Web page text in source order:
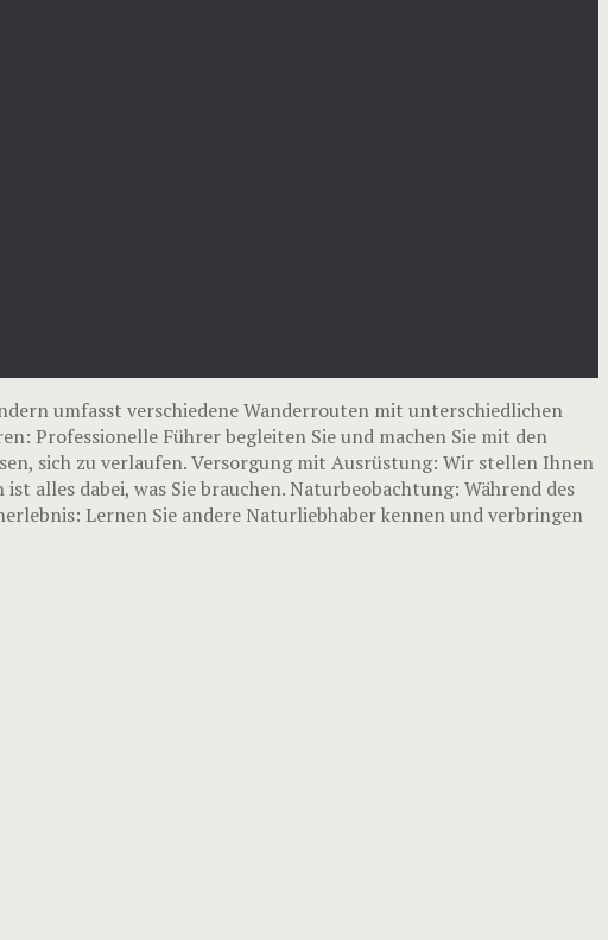
umfasst verschiedene Wanderrouten mit unterschiedlichen
Professionelle Führer begleiten Sie und machen Sie mit den
sich zu verlaufen. Versorgung mit Ausrüstung: Wir stellen Ihnen
alles dabei, was Sie brauchen. Naturbeobachtung: Während des
Lernen Sie andere Naturliebhaber kennen und verbringen